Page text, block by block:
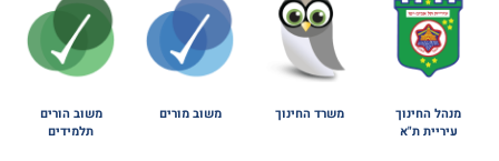
מנהל החינוך
עיריית ת"א
משרד החינוך משוב מורים
משוב הורים
תלמידים